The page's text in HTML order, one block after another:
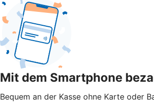
Mit dem Smartphone
Bequem an der Kasse ohne Karte oder